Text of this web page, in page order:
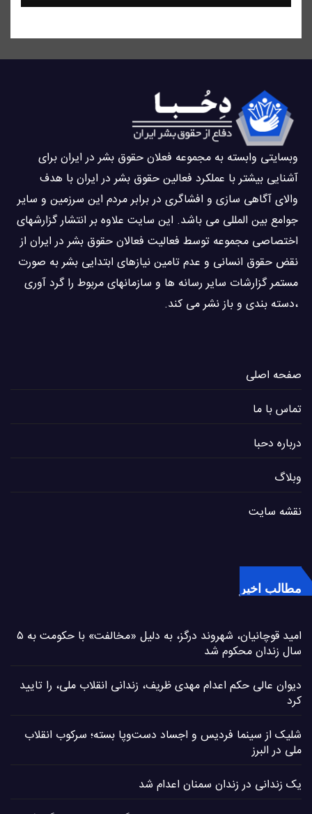
وبسايتى وابسته به مجموعه فعلان حقوق بشر در ایران برای
آشنایی بيشتر با عملکرد فعالین حقوق بشر در ایران با هدف
والاى آگاهى سازی و افشاگرى در برابر مردم این سرزمین و ساير
جوامع بین المللى می باشد. این سایت علاوه بر انتشار گزارشهای
اختصاصی مجموعه توسط فعاليت فعالان حقوق بشر در ایران از
نقض حقوق انسانی و عدم تامین نیازهای ابتدایی بشر به صورت
مستمر گزارشات سایر رسانه ها و سازمانهای مربوط را گرد آوری
،دسته بندی و باز نشر می كند.
صفحه اصلی
تماس با ما
درباره دحبا
وبلاگ
نقشه سایت
مطالب اخیر
امید قوچانیان، شهروند درگز، به دلیل «مخالفت» با حکومت به ۵
سال زندان محکوم شد
دیوان عالی حکم اعدام مهدی ظریف، زندانی انقلاب ملی، را تایید
کرد
شلیک از سینما فردیس و اجساد دست‌وپا بسته؛ سرکوب انقلاب
ملی در البرز
یک زندانی در زندان سمنان اعدام شد